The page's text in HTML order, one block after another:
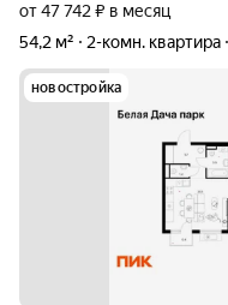
от 47 742 ₽ в месяц
54,2 м²
2-комн. квартира
новостройка